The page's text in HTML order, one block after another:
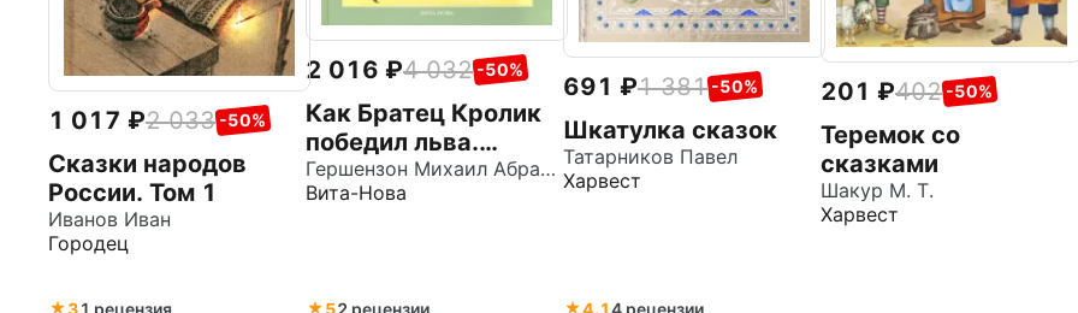
1 017 2 033 -50%
Сказки народов
России. Том 1
Иванов Иван
Городец
31 рецензия
2 016 4 032 -50%
Как Братец Кролик
победил льва.
Сказки о животныхГершензон Михаил Абрамович
Вита-Нова
52 рецензии
691 1 381 -50%
Шкатулка сказок
Татарников Павел
Харвест
4.14 рецензии
201 402 -50%
Теремок со
сказками
Шакур М. Т.
Харвест